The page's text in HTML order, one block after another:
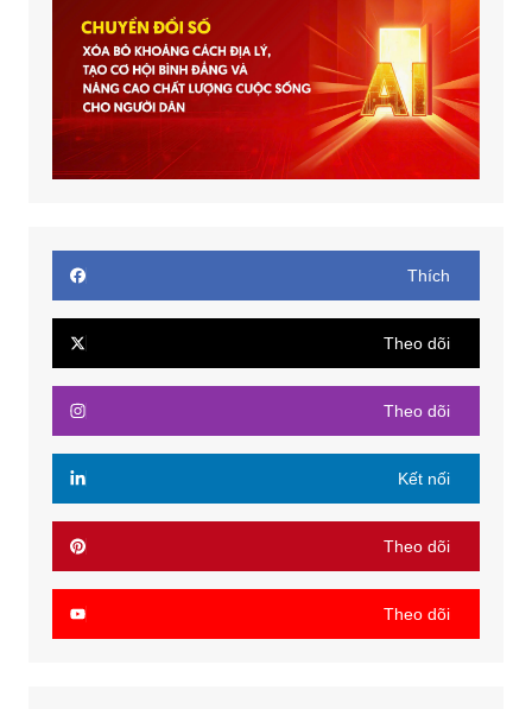
Thích
Theo dõi
Theo dõi
Kết nối
Theo dõi
Theo dõi